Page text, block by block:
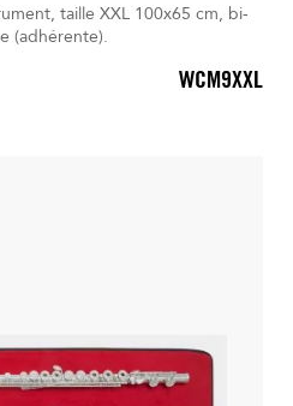
taille XXL 100x65 cm, bi-
(adhérente).
WCM9XXL